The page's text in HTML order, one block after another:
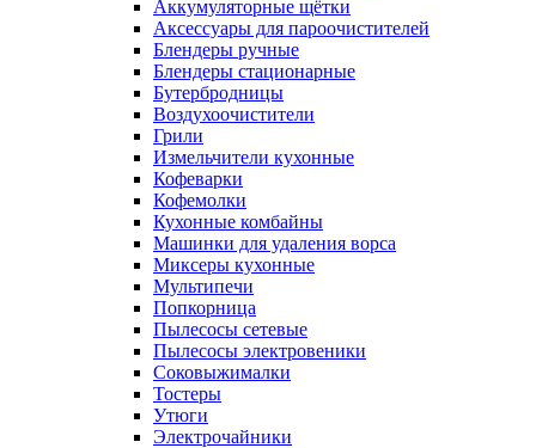
Аккумуляторные щётки
Аксессуары для пароочистителей
Блендеры ручные
Блендеры стационарные
Бутербродницы
Воздухоочистители
Грили
Измельчители кухонные
Кофеварки
Кофемолки
Кухонные комбайны
Машинки для удаления ворса
Миксеры кухонные
Мультипечи
Попкорница
Пылесосы сетевые
Пылесосы электровеники
Соковыжималки
Тостеры
Утюги
Электрочайники